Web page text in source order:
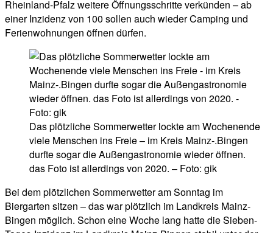
Rheinland-Pfalz weitere Öffnungsschritte verkünden – ab
einer Inzidenz von 100 sollen auch wieder Camping und
Ferienwohnungen öffnen dürfen.
Das plötzliche Sommerwetter lockte am Wochenende
viele Menschen ins Freie – im Kreis Mainz-.Bingen
durfte sogar die Außengastronomie wieder öffnen.
das Foto ist allerdings von 2020. – Foto: gik
Bei dem plötzlichen Sommerwetter am Sonntag im
Biergarten sitzen – das war plötzlich im Landkreis Mainz-
Bingen möglich. Schon eine Woche lang hatte die Sieben-